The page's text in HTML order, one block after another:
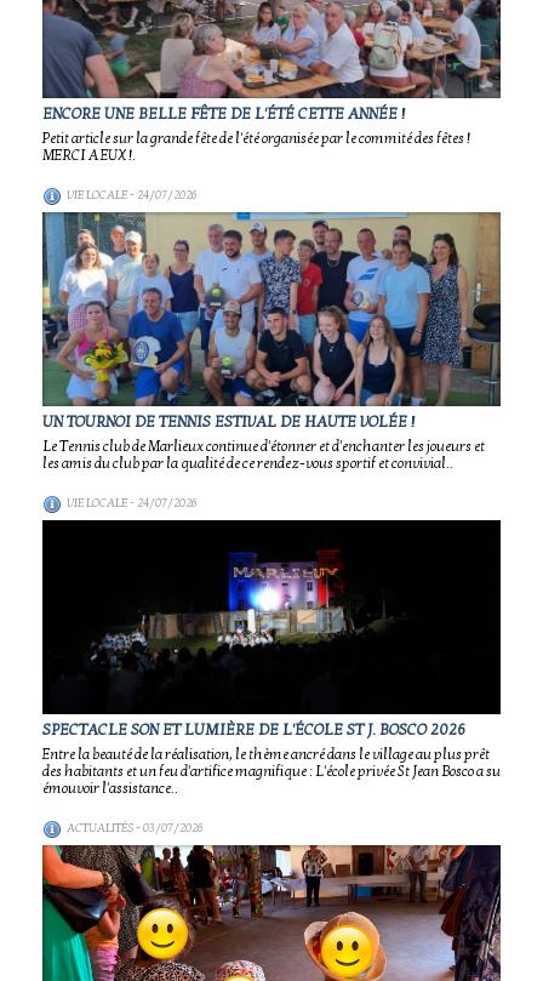
ENCORE UNE BELLE FÊTE DE L'ÉTÉ CETTE ANNÉE !
Petit article sur la grande fête de l'été organisée par le commité des fêtes !
MERCI A EUX !.
VIE LOCALE- 24/07/2026
UN TOURNOI DE TENNIS ESTIVAL DE HAUTE VOLÉE !
Le Tennis club de Marlieux continue d'étonner et d'enchanter les joueurs et
les amis du club par la qualité de ce rendez-vous sportif et convivial..
VIE LOCALE- 24/07/2026
SPECTACLE SON ET LUMIÈRE DE L'ÉCOLE ST J. BOSCO 2026
Entre la beauté de la réalisation, le thème ancré dans le village au plus prêt
des habitants et un feu d'artifice magnifique : L'école privée St Jean Bosco a su
émouvoir l'assistance..
ACTUALITÉS- 03/07/2026